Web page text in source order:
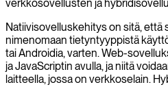
verkkosovellusten ja
Natiivisovelluskehitys on sitä, että
nimenomaan tietyntyyppistä
tai Androidia, varten. Web-
ja JavaScriptin avulla, ja niitä
laitteella, jossa on verkkoselain.